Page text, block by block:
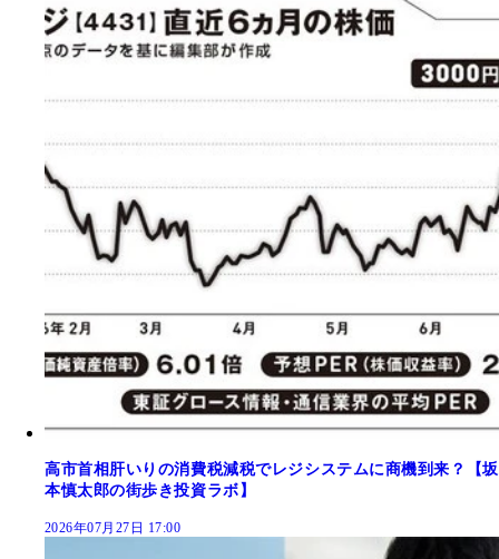
高市首相肝いりの消費税減税でレジシステムに商機到来？【坂
本慎太郎の街歩き投資ラボ】
2026年07月27日 17:00